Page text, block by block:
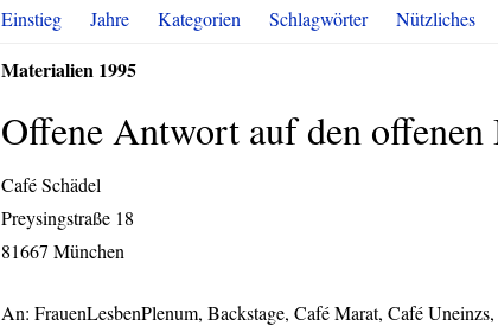
Einstieg Jahre Kategorien Schlagwörter Nützliches
Materialien 1995
Offene Antwort auf den
Café Schädel
Preysingstraße 18
81667 München
An: FrauenLesbenPlenum, Backstage, Café Marat, Café